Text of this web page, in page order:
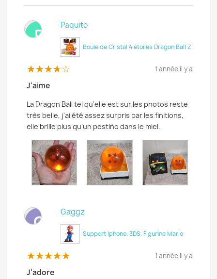
P
Paquito
Boule de Cristal 4 étoiles Dragon Ball Z
1 année il y a
J'aime
La Dragon Ball tel qu'elle est sur les photos reste
très belle, j'ai été assez surpris par les finitions,
elle brille plus qu'un pestiño dans le miel.
G
Gaggz
Support Iphone, 3DS, Figurine Mario
1 année il y a
J'adore